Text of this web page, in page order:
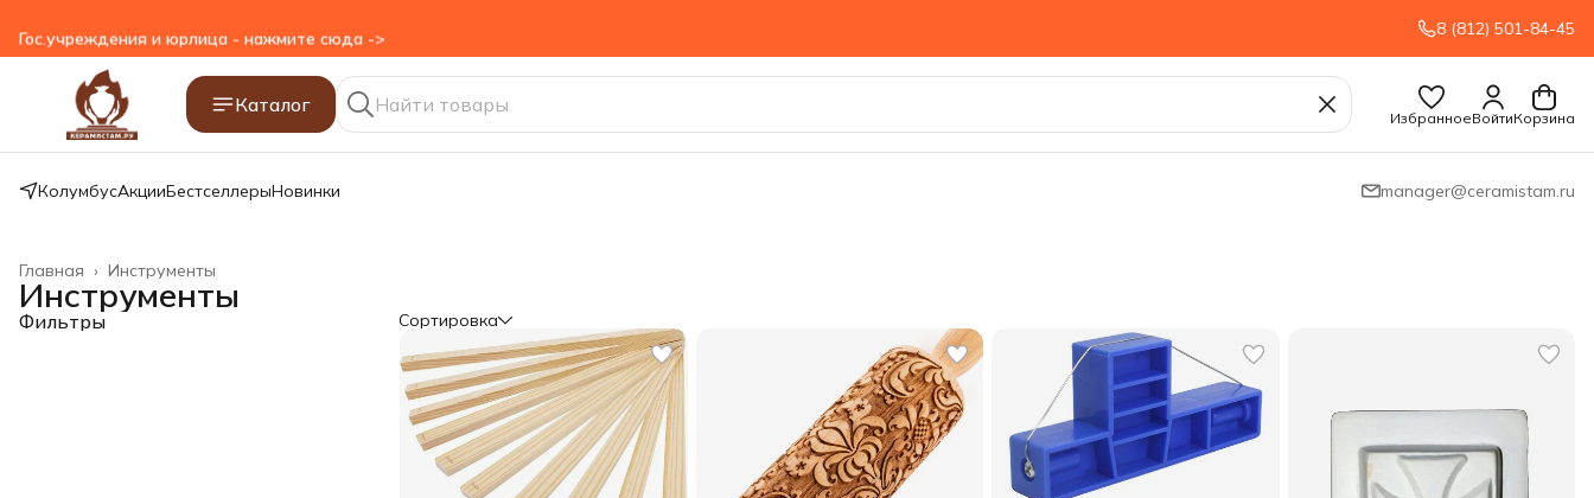
8 (812) 501-84-45
Каталог
ИзбранноеВойтиКорзина
КолумбусАкцииБестселлерыНовинки manager@ceramistam.ru
Инструменты
Главная ›
Инструменты
Фильтры Сортировка